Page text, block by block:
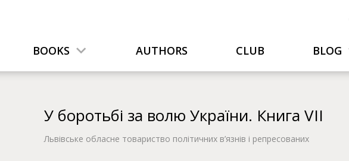
BOOKS AUTHORS CLUB BLOG
У боротьбі за волю України. Книга VII
Львівське обласне товариство політичних в’язнів і репресованих